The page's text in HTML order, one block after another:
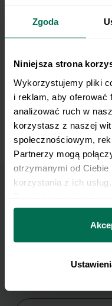
Zgoda
Niniejsza strona
Wykorzystujemy pliki
i reklam, aby oferować
analizować ruch w
korzystasz z naszej
społecznościowym,
Partnerzy mogą
otrzymanymi od
korzystania z ich usług.
można się z nami
przetwarzamy dane
prywatności.
Dumbbell Chest
Marzy Ci
płaskiego
Zapisz się do